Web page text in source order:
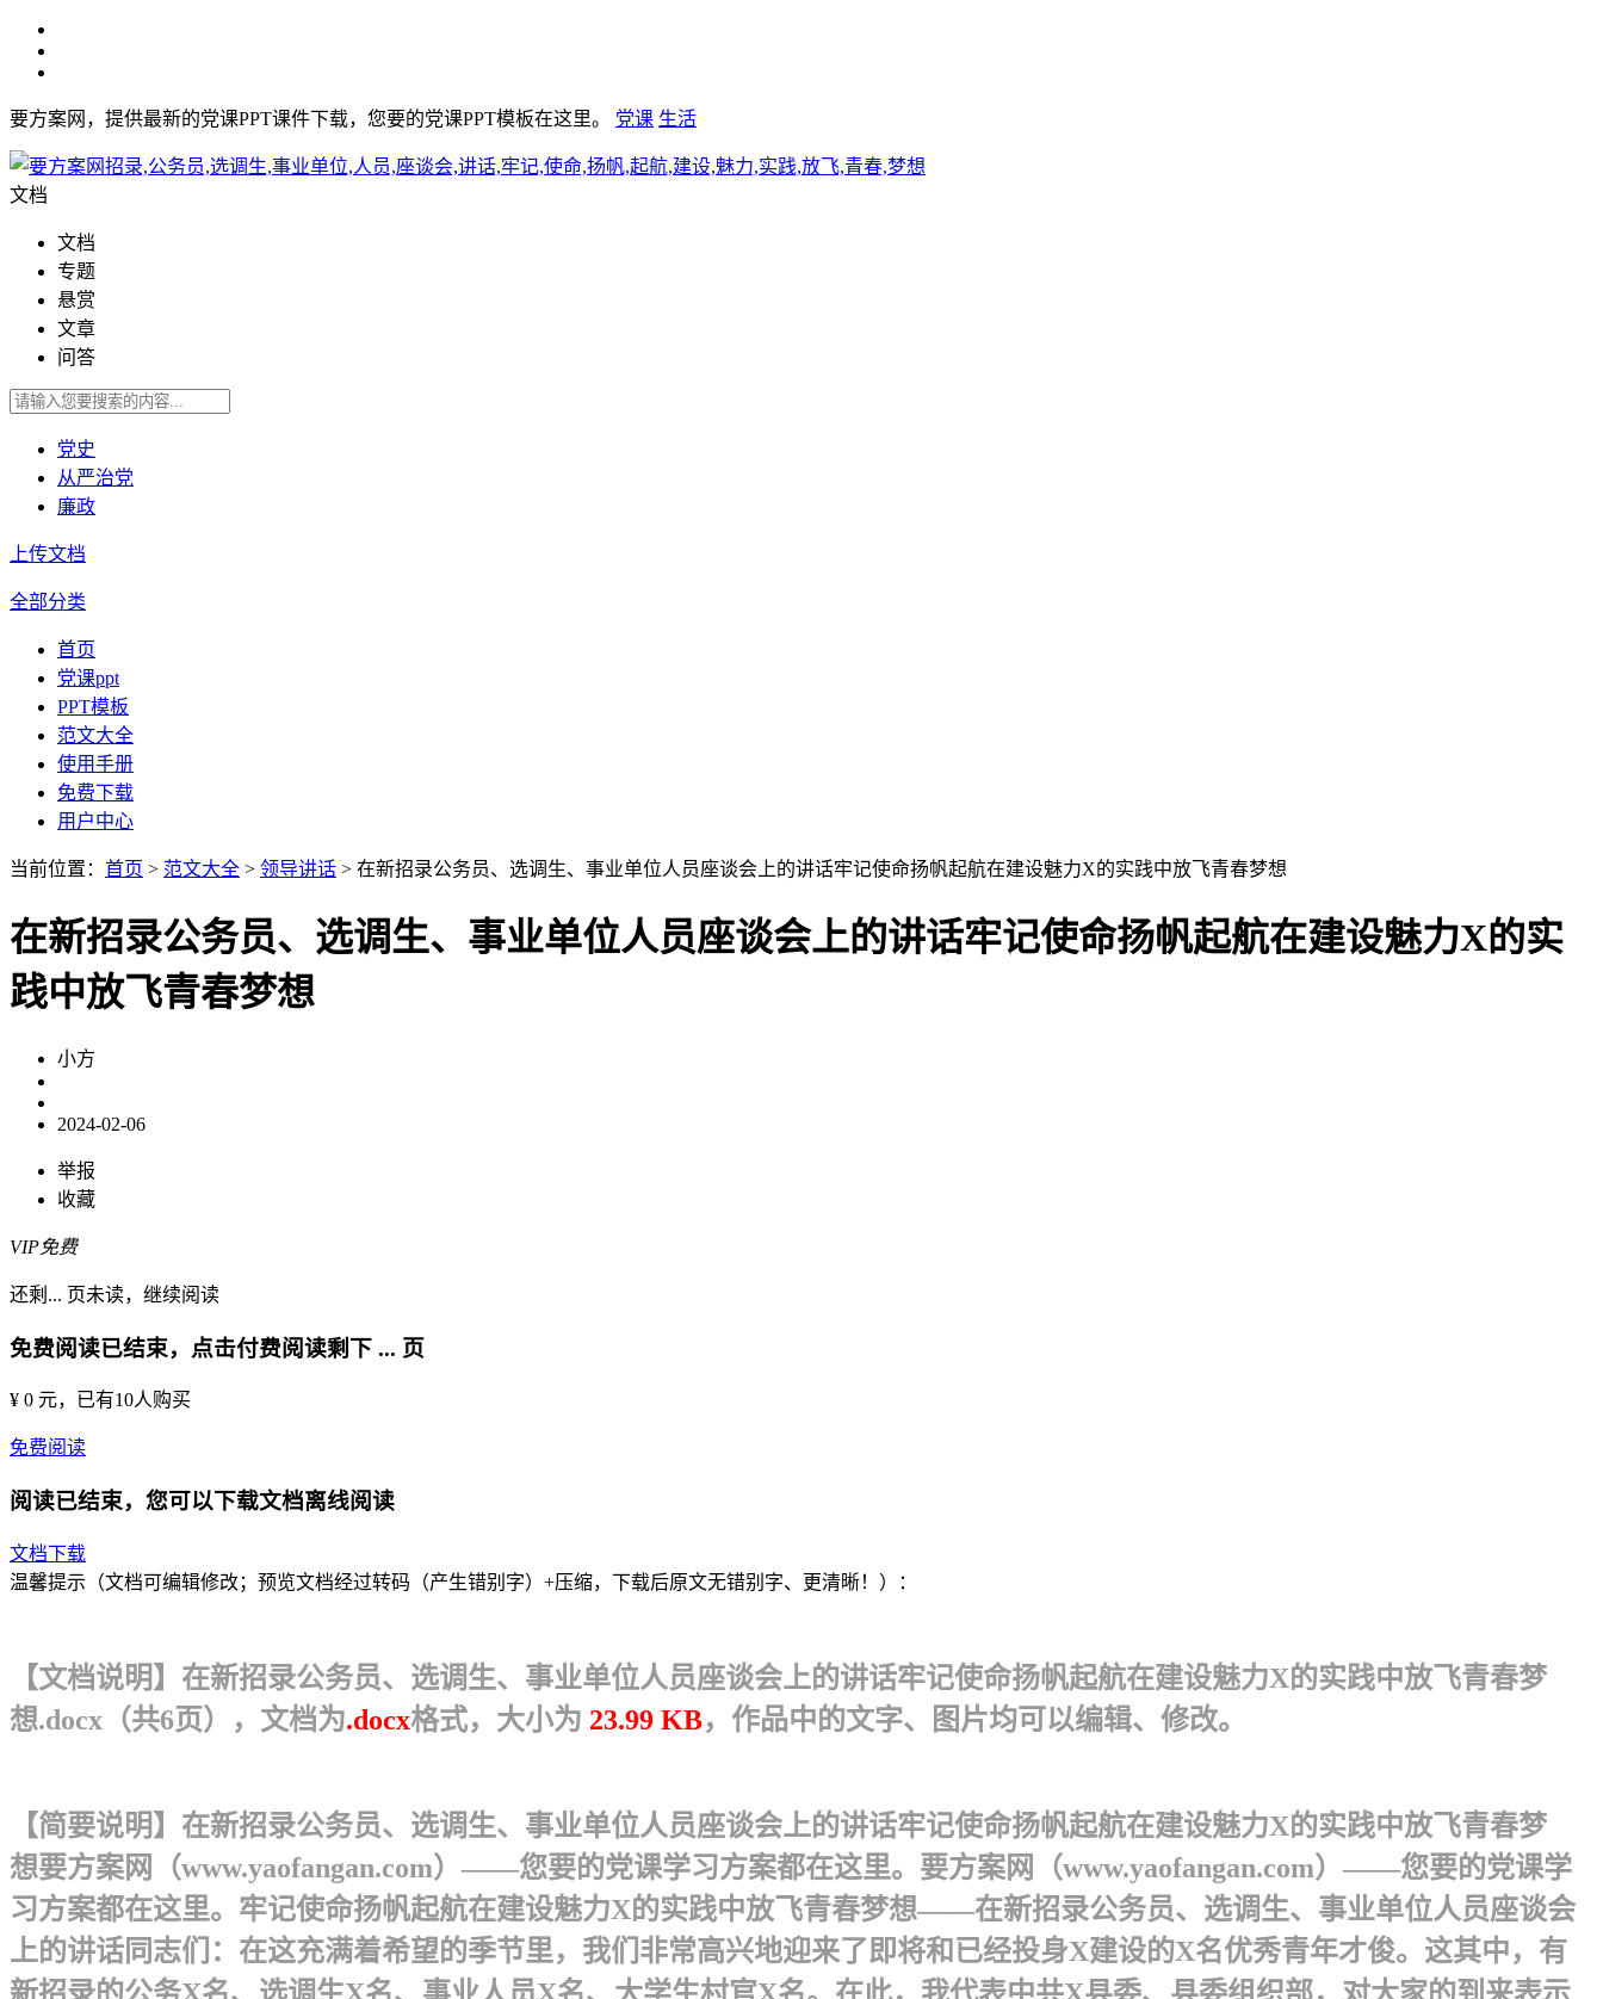
要方案网，提供最新的党课PPT课件下载，您要的党课PPT模板在这里。 党课 生活
文档
文档
专题
悬赏
文章
问答
党史
从严治党
廉政
上传文档
全部分类
首页
党课ppt
PPT模板
范文大全
使用手册
免费下载
用户中心
当前位置： 首页 > 范文大全 > 领导讲话 > 在新招录公务员、选调生、事业单位人员座谈会上的讲话牢记使命扬帆起航在建设魅力X的实践中放飞青春梦想
在新招录公务员、选调生、事业单位人员座谈会上的讲话牢记使命扬帆起航在建设魅力X的实
践中放飞青春梦想
小方
2024-02-06
举报
收藏
VIP免费
还剩 ... 页未读， 继续阅读
免费阅读已结束，点击付费阅读剩下 ... 页
¥ 0 元，已有10人购买
免费阅读
阅读已结束，您可以下载文档离线阅读
文档下载
温馨提示（文档可编辑修改；预览文档经过转码（产生错别字）+压缩，下载后原文无错别字、更清晰！）：
【文档说明】在新招录公务员、选调生、事业单位人员座谈会上的讲话牢记使命扬帆起航在建设魅力X的实践中放飞青春梦
想.docx（共6页），文档为.docx格式，大小为 23.99 KB，作品中的文字、图片均可以编辑、修改。
【简要说明】在新招录公务员、选调生、事业单位人员座谈会上的讲话牢记使命扬帆起航在建设魅力X的实践中放飞青春梦
想 要方案网（www.yaofangan.com）——您要的党课学习方案都在这里。要方案网（www.yaofangan.com）——您要的党课学
习方案都在这里。牢记使命扬帆起航在建设魅力X的实践中放飞青春梦想——在新招录公务员、选调生、事业单位人员座谈会
上的讲话同志们：在这充满着希望的季节里，我们非常高兴地迎来了即将和已经投身X建设的X名优秀青年才俊。这其中，有
新招录的公务X名、选调生X名、事业人员X名、大学生村官X名。在此，我代表中共X县委、县委组织部，对大家的到来表示